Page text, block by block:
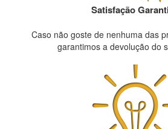
Satisfação
Caso não goste de nenhuma das
garantimos a devolução do